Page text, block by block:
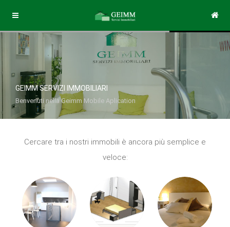
GEIMM SERVIZI IMMOBILIARI
Benvenuti nella Geimm Mobile Aplication
Cercare tra i nostri immobili è ancora più semplice e
veloce: